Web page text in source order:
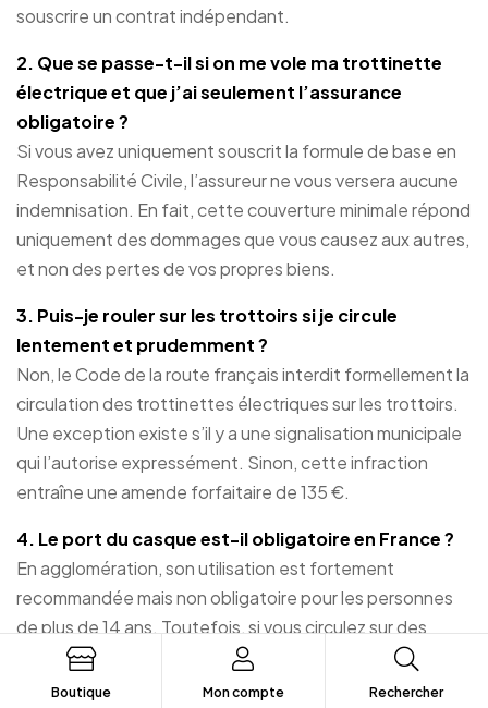
souscrire un contrat indépendant.
2. Que se passe-t-il si on me vole ma trottinette
électriqueet que j’ai seulement l’assurance
obligatoire ?
Si vous avez uniquement souscrit la formule de base en
Responsabilité Civile, l’assureur ne vous versera aucune
indemnisation. En fait, cette couverture minimale répond
uniquement des dommages que vous causez aux autres,
et non des pertes de vos propres biens.
3. Puis-je rouler sur les trottoirs si je circule
lentement et prudemment ?
Non, le Code de la route français interdit formellement la
circulation des trottinettes électriques sur les trottoirs.
Une exception existe s’il y a une signalisation municipale
qui l’autorise expressément. Sinon, cette infraction
entraîne une amende forfaitaire de 135 €.
4. Le port du casque est-il obligatoire en France ?
En agglomération, son utilisation est fortement
recommandée mais non obligatoire pour les personnes
de plus de 14 ans. Toutefois, si vous circulez sur des
voies interurbaines autorisées, le port d’un casque
homologué est obligatoire.
Boutique Mon compte Rechercher